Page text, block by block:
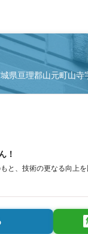
県亘理郡山元町山寺
！
と、技術の更なる向上